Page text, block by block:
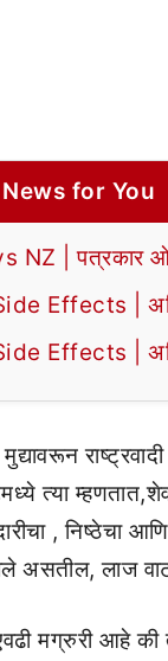
for You
NZ | पत्रकार
Effects |
Effects |
त्या
, निष्ठेचा
असतील, लाज
मग्रुरी आहे की